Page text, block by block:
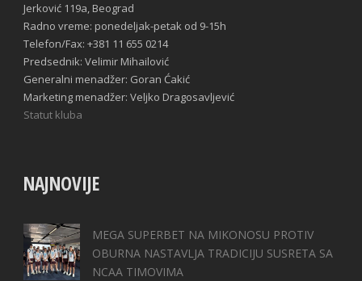
Jerković 119a, Beograd
Radno vreme: ponedeljak-petak od 9-15h
Telefon/Fax: +381 11 655 0214
Predsednik: Velimir Mihailović
Generalni menadžer: Goran Ćakić
Marketing menadžer: Veljko Dragosavljević
Statut kluba
NAJNOVIJE
MEGA SUPERBET NA MIKONOSU PROTIV
OBURNA NASTAVLJA TRADICIJU SUSRETA SA
NCAA TIMOVIMA